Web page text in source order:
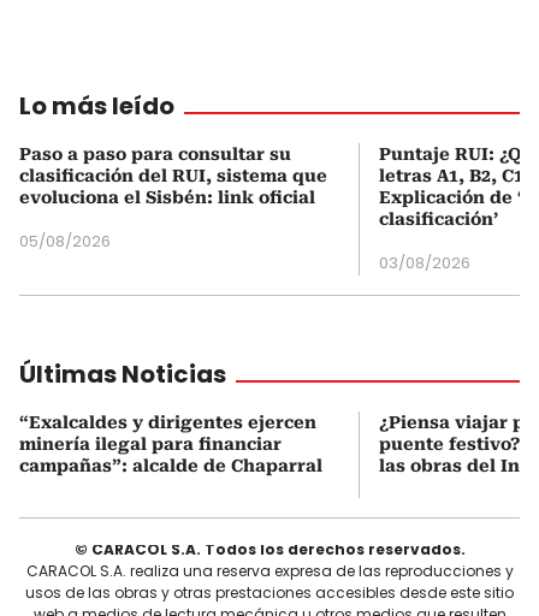
Lo más leído
Paso a paso para consultar su
clasificación del RUI, sistema que
evoluciona el Sisbén: link oficial
05/08/2026
Puntaje RUI:
letras A1, B2, C1
Explicación de
clasificación’
03/08/2026
Últimas Noticias
“Exalcaldes y dirigentes ejercen
minería ilegal para financiar
campañas”: alcalde de Chaparral
¿Piensa viajar
puente festivo?
las obras del
© CARACOL S.A. Todos los derechos reservados.
CARACOL S.A. realiza una reserva expresa de las reproducciones y
usos de las obras y otras prestaciones accesibles desde este sitio